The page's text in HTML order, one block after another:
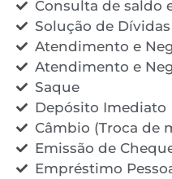
Consulta de saldo
Solução de Dívidas
Atendimento e
Atendimento e
Saque
Depósito Imediato
Câmbio (Troca de
Emissão de
Empréstimo